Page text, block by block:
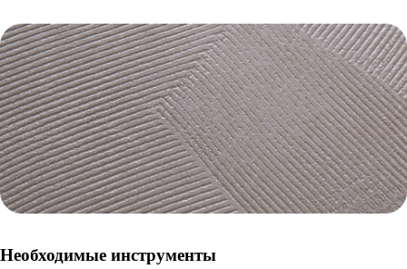
Необходимые инструменты